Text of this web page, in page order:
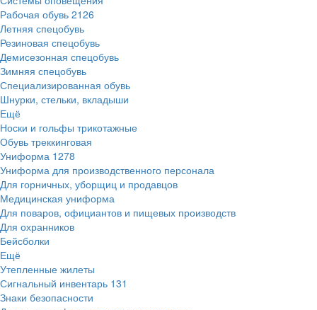
Рабочая обувь 2126
Летняя спецобувь
Резиновая спецобувь
Демисезонная спецобувь
Зимняя спецобувь
Специализированная обувь
Шнурки, стельки, вкладыши
Ещё
Носки и гольфы трикотажные
Обувь треккинговая
Униформа 1278
Униформа для производственного персонала
Для горничных, уборщиц и продавцов
Медицинская униформа
Для поваров, официантов и пищевых производств
Для охранников
Бейсболки
Ещё
Утепленные жилеты
Сигнальный инвентарь 131
Знаки безопасности